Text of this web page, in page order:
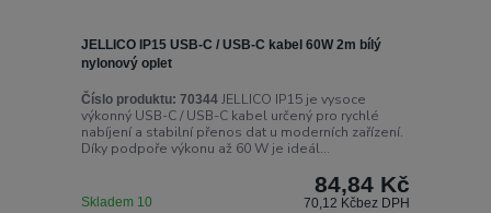
JELLICO IP15 USB-C / USB-C kabel 60W 2m bílý
nylonový oplet
Číslo produktu: 70344JELLICO IP15 je vysoce
výkonný USB-C / USB-C kabel určený pro rychlé
nabíjení a stabilní přenos dat u moderních zařízení.
Díky podpoře výkonu až 60 W je ideál...
84,84 Kč
70,12 Kčbez DPH
Skladem 10